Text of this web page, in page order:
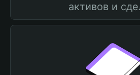
активов и